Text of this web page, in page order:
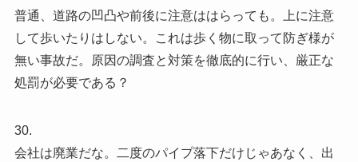
普通、道路の凹凸や前後に注意ははらっても。上に注意
して歩いたりはしない。これは歩く物に取って防ぎ様が
無い事故だ。原因の調査と対策を徹底的に行い、厳正な
処罰が必要である？
30.
会社は廃業だな。二度のパイプ落下だけじゃあなく、出